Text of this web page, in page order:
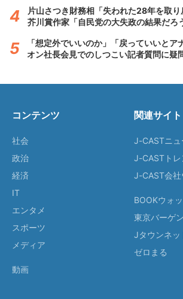
片山さつき財務相「失われた28年を取
芥川賞作家「自民党の大失政の結果だろ
「想定外でいいのか」「戻っていいと
オン社長会見でのしつこい記者質問に疑
コンテンツ
社会
政治
経済
IT
エンタメ
スポーツ
メディア
動画
関連サイト
J-CASTニュ
J-CASTトレ
J-CAST会社
BOOKウォ
東京バーゲ
Jタウンネッ
ゼロまる